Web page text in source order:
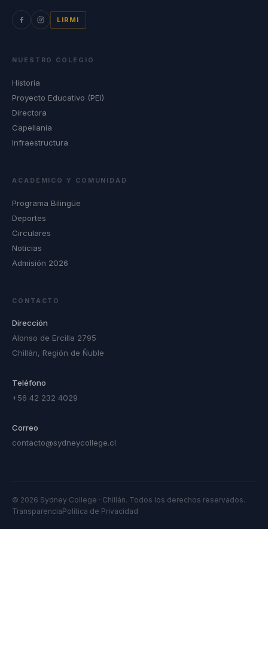
LIRMI
NUESTRO COLEGIO
Historia
Proyecto Educativo (PEI)
Directora
Capellanía
Infraestructura
ACADÉMICO Y COMUNIDAD
Programa Bilingüe
Deportes
Circulares
Noticias
Admisión 2026
CONTACTO
Dirección
Alonso de Ercilla 2795
Chillán, Región de Ñuble
Teléfono
+56 42 232 4029
Correo
contacto@sydneycollege.cl
© 2026 Sydney College · Chillán. Todos los derechos reservados.
TransparenciaPolítica de Privacidad